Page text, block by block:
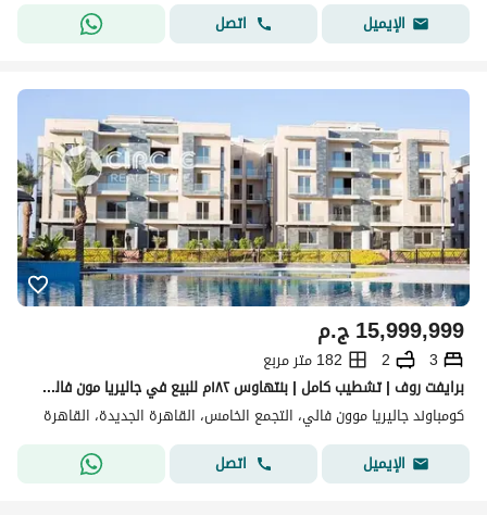
الإيميل اتصل
ج.م15,999,999
3
2
182 متر مربع
برايفت روف | تشطيب كامل | بنتهاوس ١٨٢م للبيع في جاليريا مون فالي | التجمع الخامس | القاهرة الجديدة
كومباوند جاليريا موون فالي، التجمع الخامس، القاهرة الجديدة، القاهرة
الإيميل
اتصل